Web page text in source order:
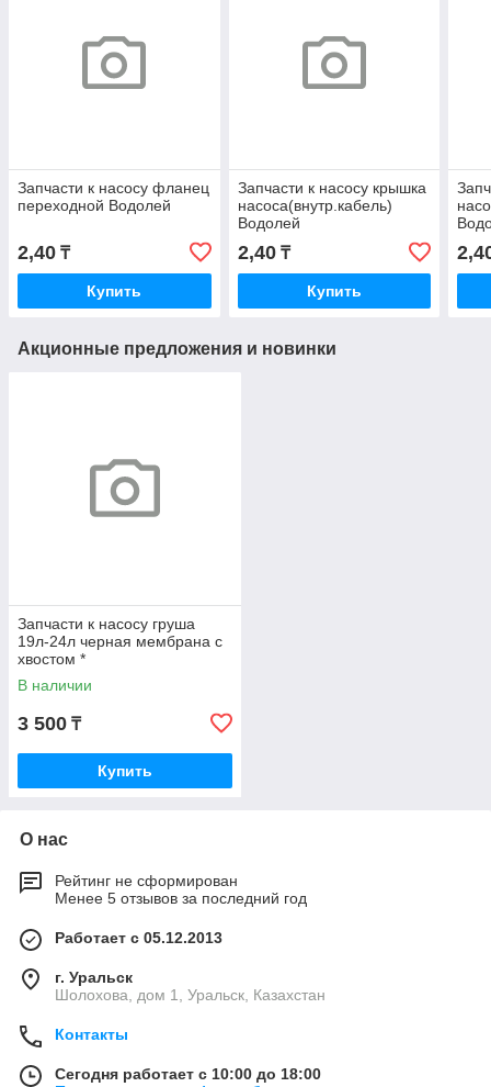
Запчасти к насосу фланец
переходной Водолей
2,40 ₸
Купить
Запчасти к насосу крышка
насоса(внутр.кабель)
Водолей
2,40₸
Купить
Акционные предложения и новинки
Запчасти к насосу груша
19л-24л черная мембрана с
хвостом *
В наличии
3 500 ₸
Купить
О нас
Рейтинг не сформирован
Менее 5 отзывов за последний год
Работает с 05.12.2013
г. Уральск
Шолохова, дом 1, Уральск, Казахстан
Контакты
Сегодня работает с 10:00 до 18:00